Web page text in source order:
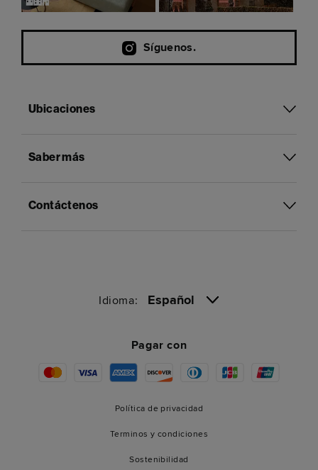
Síguenos.
Ubicaciones
Saber más
Contáctenos
Idioma: Español
Pagar con
Política de privacidad
Terminos y condiciones
Sostenibilidad